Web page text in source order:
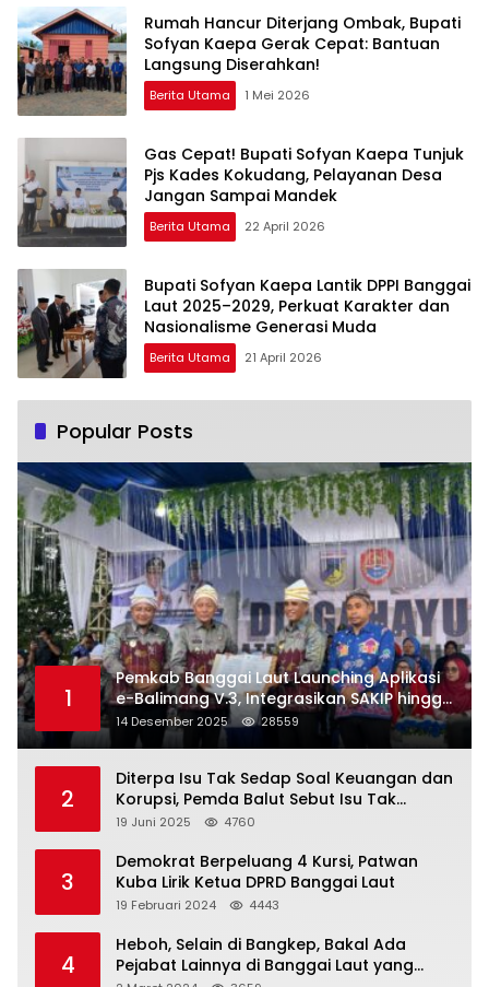
Rumah Hancur Diterjang Ombak, Bupati
Sofyan Kaepa Gerak Cepat: Bantuan
Langsung Diserahkan!
Berita Utama 1 Mei 2026
Gas Cepat! Bupati Sofyan Kaepa Tunjuk
Pjs Kades Kokudang, Pelayanan Desa
Jangan Sampai Mandek
Berita Utama 22 April 2026
Bupati Sofyan Kaepa Lantik DPPI Banggai
Laut 2025–2029, Perkuat Karakter dan
Nasionalisme Generasi Muda
Berita Utama 21 April 2026
Popular Posts
1
Pemkab Banggai Laut Launching Aplikasi
e-Balimang V.3, Integrasikan SAKIP hingga
Satu Data Layanan Publik
14 Desember 2025 28559
2
Diterpa Isu Tak Sedap Soal Keuangan dan
Korupsi, Pemda Balut Sebut Isu Tak
Berdasar
19 Juni 2025 4760
3
Demokrat Berpeluang 4 Kursi, Patwan
Kuba Lirik Ketua DPRD Banggai Laut
19 Februari 2024 4443
4
Heboh, Selain di Bangkep, Bakal Ada
Pejabat Lainnya di Banggai Laut yang